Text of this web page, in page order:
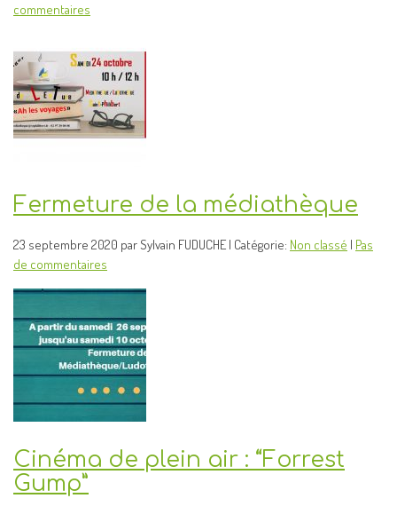
commentaires
Fermeture de la médiathèque
23 septembre 2020 par Sylvain FUDUCHE | Catégorie: Non classé | Pas
de commentaires
Cinéma de plein air : “Forrest
Gump”